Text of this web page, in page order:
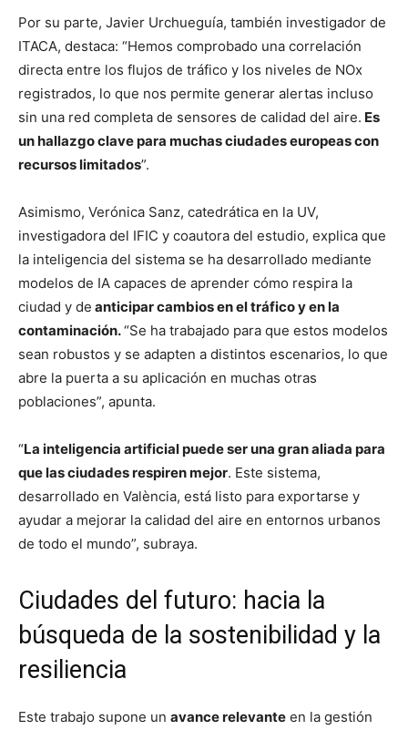
Por su parte, Javier Urchueguía, también investigador de
ITACA, destaca: “Hemos comprobado una correlación
directa entre los flujos de tráfico y los niveles de NOx
registrados, lo que nos permite generar alertas incluso
sin una red completa de sensores de calidad del aire. Es
un hallazgo clave para muchas ciudades europeas con
recursos limitados”.
Asimismo, Verónica Sanz, catedrática en la UV,
investigadora del IFIC y coautora del estudio, explica que
la inteligencia del sistema se ha desarrollado mediante
modelos de IA capaces de aprender cómo respira la
ciudad y de anticipar cambios en el tráfico y en la
contaminación.“Se ha trabajado para que estos modelos
sean robustos y se adapten a distintos escenarios, lo que
abre la puerta a su aplicación en muchas otras
poblaciones”, apunta.
“La inteligencia artificial puede ser una gran aliada para
que las ciudades respiren mejor. Este sistema,
desarrollado en València, está listo para exportarse y
ayudar a mejorar la calidad del aire en entornos urbanos
de todo el mundo”, subraya.
Ciudades del futuro: hacia la
búsqueda de la sostenibilidad y la
resiliencia
Este trabajo supone un avance relevante en la gestión